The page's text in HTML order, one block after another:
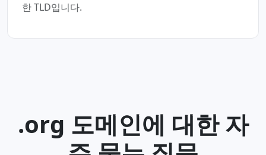
한 TLD입니다.
.org 도메인에 대한 자